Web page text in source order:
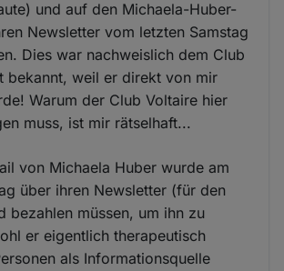
und auf den Michaela-Huber-
Newsletter vom letzten Samstag
Dies war nachweislich dem Club
bekannt, weil er direkt von mir
Warum der Club Voltaire hier
muss, ist mir rätselhaft...
von Michaela Huber wurde am
über ihren Newsletter (für den
bezahlen müssen, um ihn zu
er eigentlich therapeutisch
als Informationsquelle